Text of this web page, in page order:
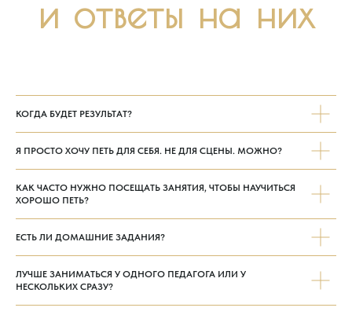
КОГДА БУДЕТ РЕЗУЛЬТАТ?
Я ПРОСТО ХОЧУ ПЕТЬ ДЛЯ СЕБЯ. НЕ ДЛЯ СЦЕНЫ. МОЖНО?
КАК ЧАСТО НУЖНО ПОСЕЩАТЬ ЗАНЯТИЯ, ЧТОБЫ НАУЧИТЬСЯ
ХОРОШО ПЕТЬ?
ЕСТЬ ЛИ ДОМАШНИЕ ЗАДАНИЯ?
ЛУЧШЕ ЗАНИМАТЬСЯ У ОДНОГО ПЕДАГОГА ИЛИ У
НЕСКОЛЬКИХ СРАЗУ?
©2026 «Школа Наталии Кучмей» —
копирование и иное использование
материалов сайта без разрешения
правообладателя запрещено.
Образовательная
лицензия
ДОКУМЕНТЫ
НАВИГАЦИЯ
События
О нас
Клипы
nmk-vl@mail.ru
Фонтанная 17, офис 6
Документы